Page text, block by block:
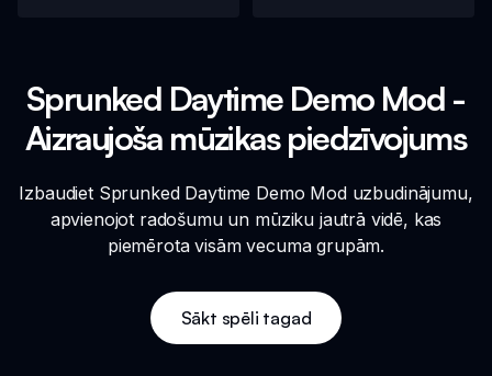
Sprunked Daytime Demo Mod -
Aizraujoša mūzikas piedzīvojums
Izbaudiet Sprunked Daytime Demo Mod uzbudinājumu,
apvienojot radošumu un mūziku jautrā vidē, kas
piemērota visām vecuma grupām.
Sākt spēli tagad